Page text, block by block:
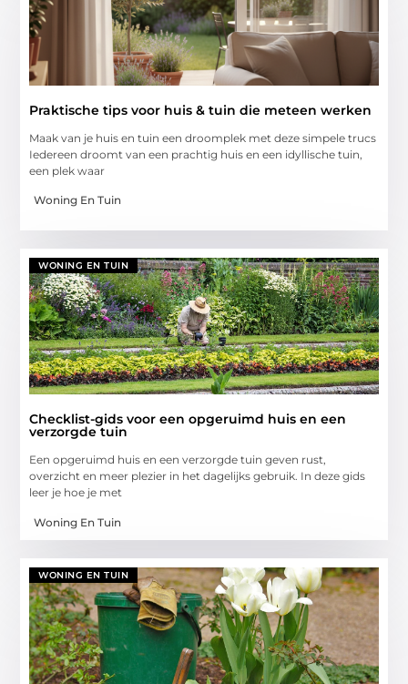
Praktische tips voor huis & tuin die meteen werken
Maak van je huis en tuin een droomplek met deze simpele trucs
Iedereen droomt van een prachtig huis en een idyllische tuin,
een plek waar
Woning En Tuin
WONING EN TUIN
Checklist-gids voor een opgeruimd huis en een
verzorgde tuin
Een opgeruimd huis en een verzorgde tuin geven rust,
overzicht en meer plezier in het dagelijks gebruik. In deze gids
leer je hoe je met
Woning En Tuin
WONING EN TUIN